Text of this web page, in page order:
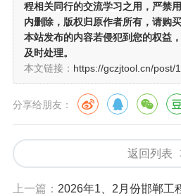
程相关同行的交流学习之用 ，严禁
内删除，版权归原作者所有，请购
本站发布的内容若侵犯到您的权益
及时处理。
本文链接： https://gczjtool.cn/post/
分享给朋友：
返回列表
上一篇： 2026年1、2月份邯郸工程